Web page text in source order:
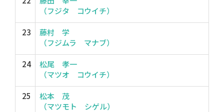
（フジタ コウイチ）
23
藤村 学
（フジムラ マナブ）
24
松尾 孝一
（マツオ コウイチ）
25
松本 茂
（マツモト シゲル）